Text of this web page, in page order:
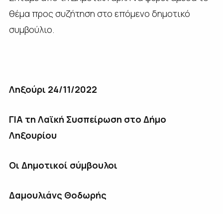
θέμα προς συζήτηση στο επόμενο δημοτικό
συμβούλιο.
Ληξούρι 24/11/2022
ΓΙΑ τη Λαϊκή Συσπείρωση στο Δήμο
Ληξουρίου
Οι Δημοτικοί σύμβουλοι
Δαμουλιάνς Θοδωρής